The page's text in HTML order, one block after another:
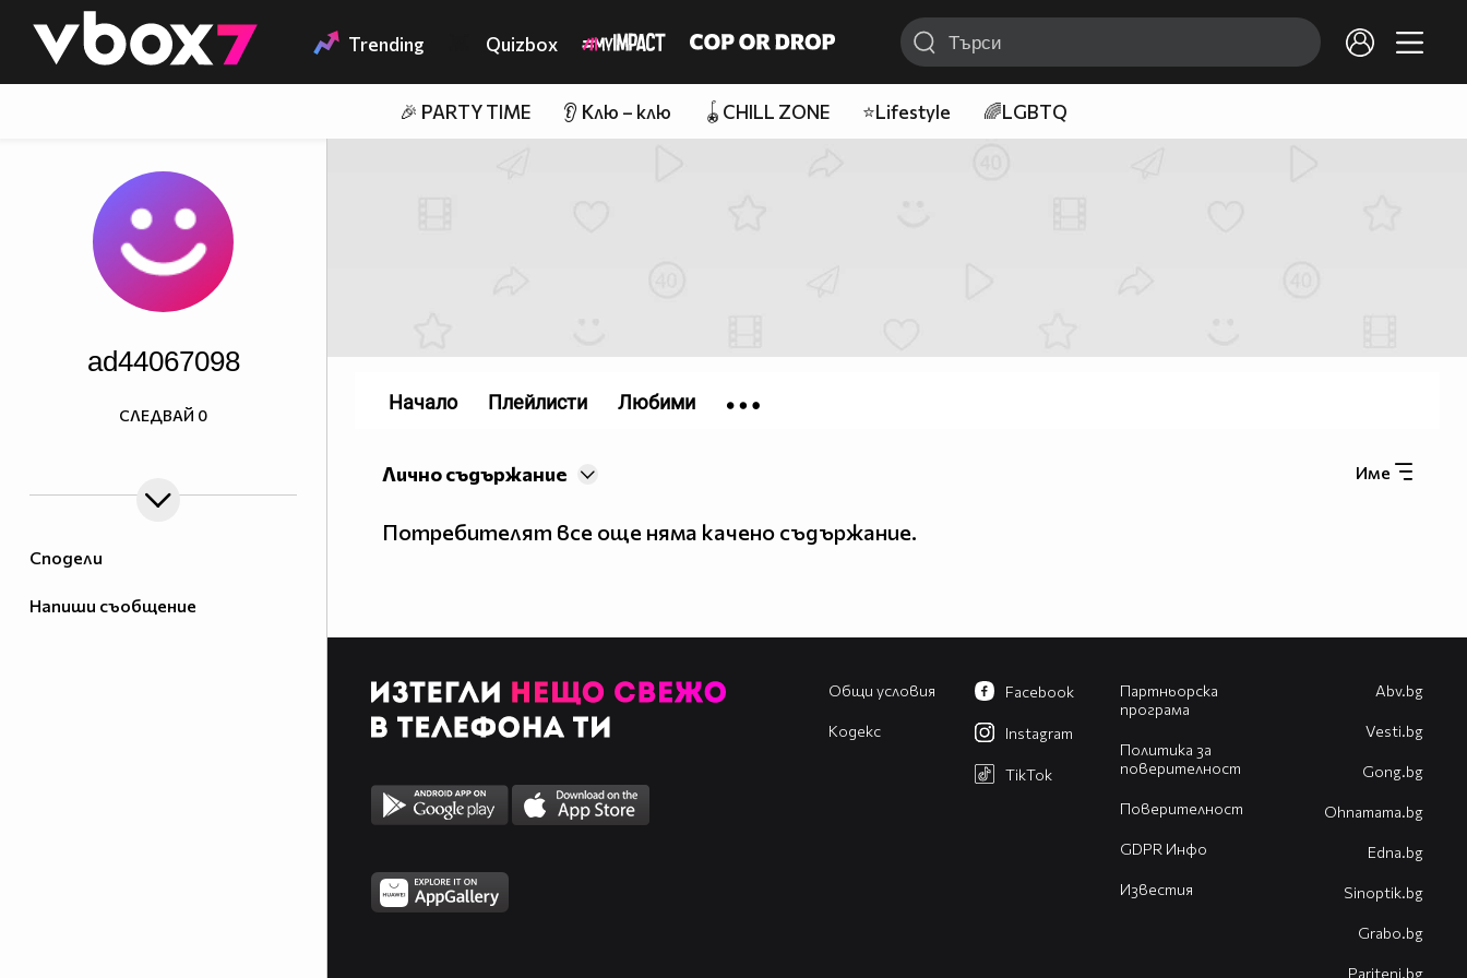
👾 Trending Quizbox
🎉 PARTY TIME 👂 Клю – клю 🪀CHILL ZONE ⭐Lifestyle 🌈LGBTQ
Сподели
Напиши съобщение
ad44067098
СЛЕДВАЙ 0
Име
Лично съдържание
Потребителят все още няма качено съдържание.
Начало Плейлисти Любими
Общи условия
Кодекс
Партньорска
програма
Политика за
поверителност
Поверителност
GDPR Инфо
Известия
Facebook
Instagram
TikTok
Abv.bg
Vesti.bg
Gong.bg
Оhnamama.bg
Edna.bg
Sinoptik.bg
Grabo.bg
Pariteni.bg